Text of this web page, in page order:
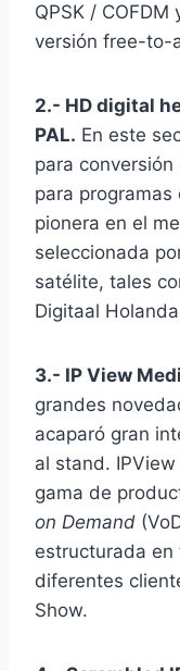
QPSK /
versión free-to-
2.- HD digital
PAL. En este
para conversión
para
pionera en el
seleccionada
satélite, tales
Digitaal
3.- IP View
grandes
acaparó gran
al stand.
gama de
on Demand
estructurada en
diferentes
Show.